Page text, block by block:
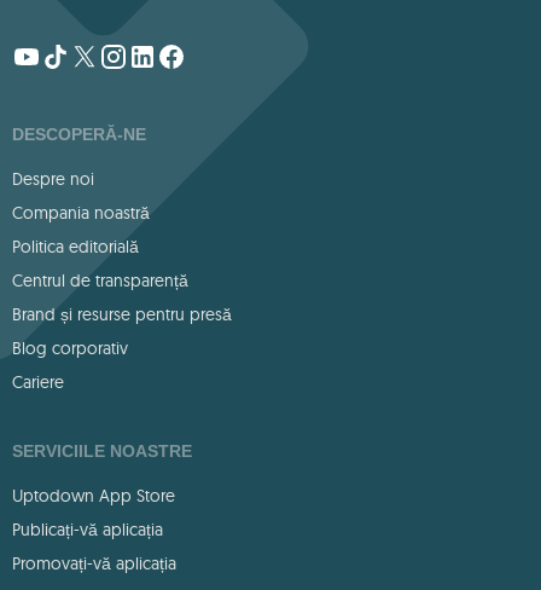
DESCOPERĂ-NE
Despre noi
Compania noastră
Politica editorială
Centrul de transparență
Brand și resurse pentru presă
Blog corporativ
Cariere
SERVICIILE NOASTRE
Uptodown App Store
Publicați-vă aplicația
Promovați-vă aplicația